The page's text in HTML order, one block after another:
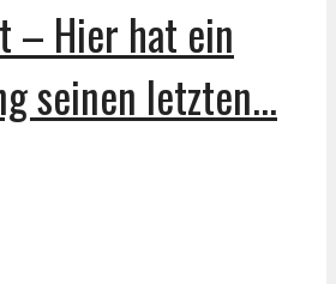
– Hier hat ein
seinen letzten...